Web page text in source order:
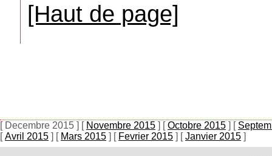
[Haut de page]
[ Decembre 2015 ] [ Novembre 2015 ] [Octobre 2015 ] [
[Avril 2015 ] [ Mars 2015 ] [ Fevrier 2015 ] [Janvier 2015 ]